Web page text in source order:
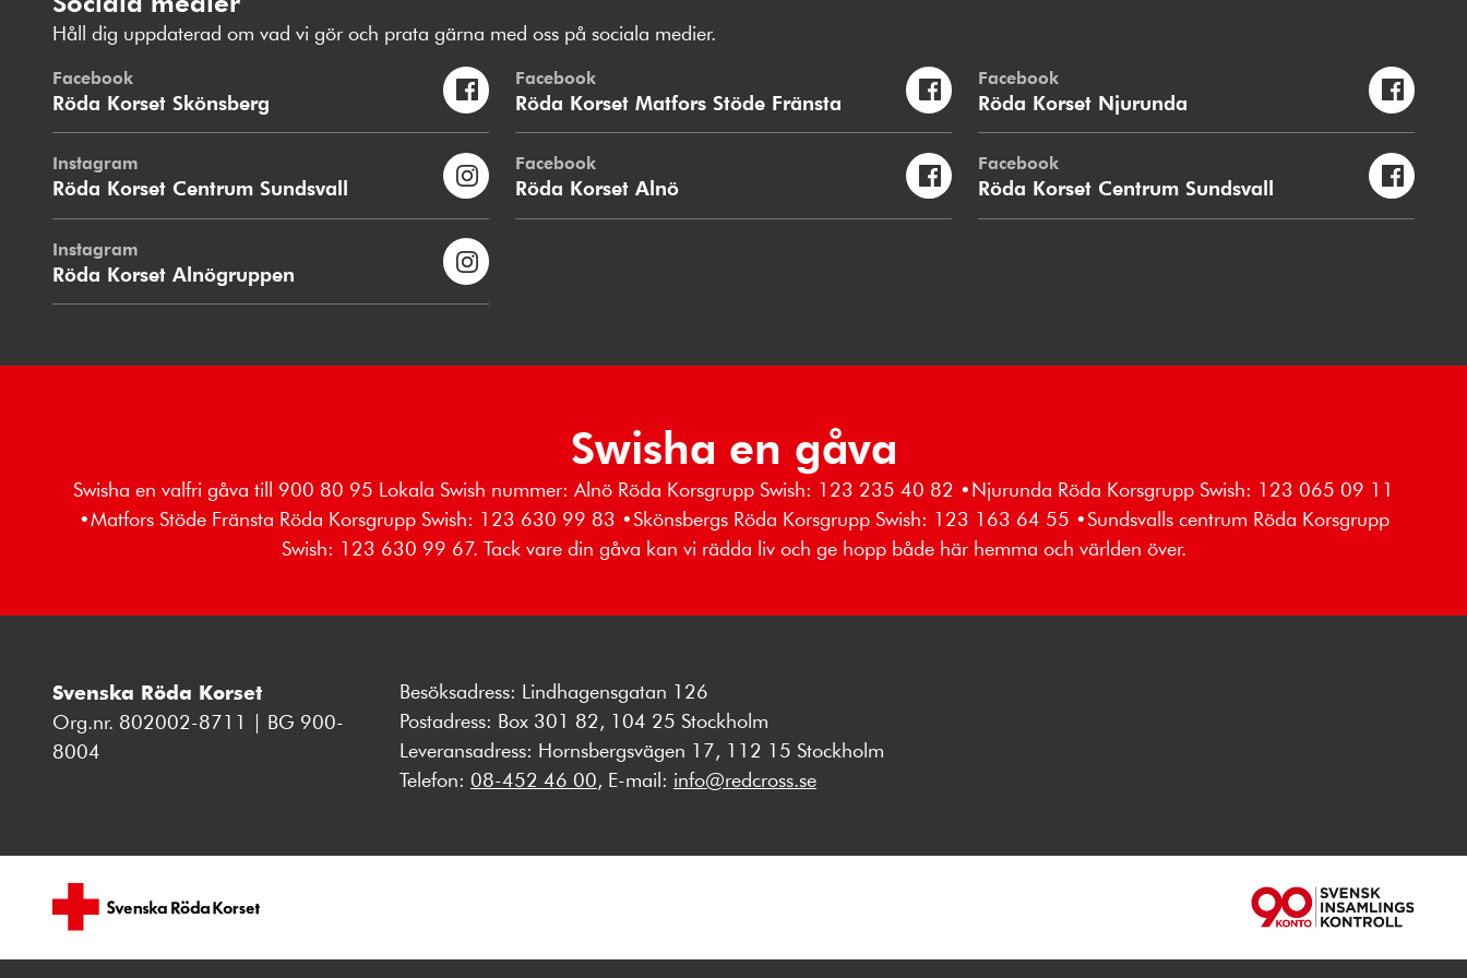
Håll dig uppdaterad om vad vi gör och prata gärna med oss på sociala medier.
Facebook
Röda Korset Skönsberg
Facebook
Röda Korset Matfors Stöde Fränsta
Facebook
Röda Korset Njurunda
Instagram
Röda Korset Centrum Sundsvall
Facebook
Röda Korset Alnö
Facebook
Röda Korset Centrum Sundsvall
Instagram
Röda Korset Alnögruppen
Swisha en gåva
Swisha en valfri gåva till 900 80 95 Lokala Swish nummer: Alnö Röda Korsgrupp Swish: 123 235 40 82 •Njurunda Röda Korsgrupp Swish: 123 065 09 11
•Matfors Stöde Fränsta Röda Korsgrupp Swish: 123 630 99 83 •Skönsbergs Röda Korsgrupp Swish: 123 163 64 55 •Sundsvalls centrum Röda Korsgrupp
Swish: 123 630 99 67. Tack vare din gåva kan vi rädda liv och ge hopp både här hemma och världen över.
Svenska Röda Korset
Org.nr. 802002-8711 | BG 900-
8004
Besöksadress: Lindhagensgatan 126
Postadress: Box 301 82, 104 25 Stockholm
Leveransadress: Hornsbergsvägen 17, 112 15 Stockholm
Telefon: 08-452 46 00, E-mail: info@redcross.se